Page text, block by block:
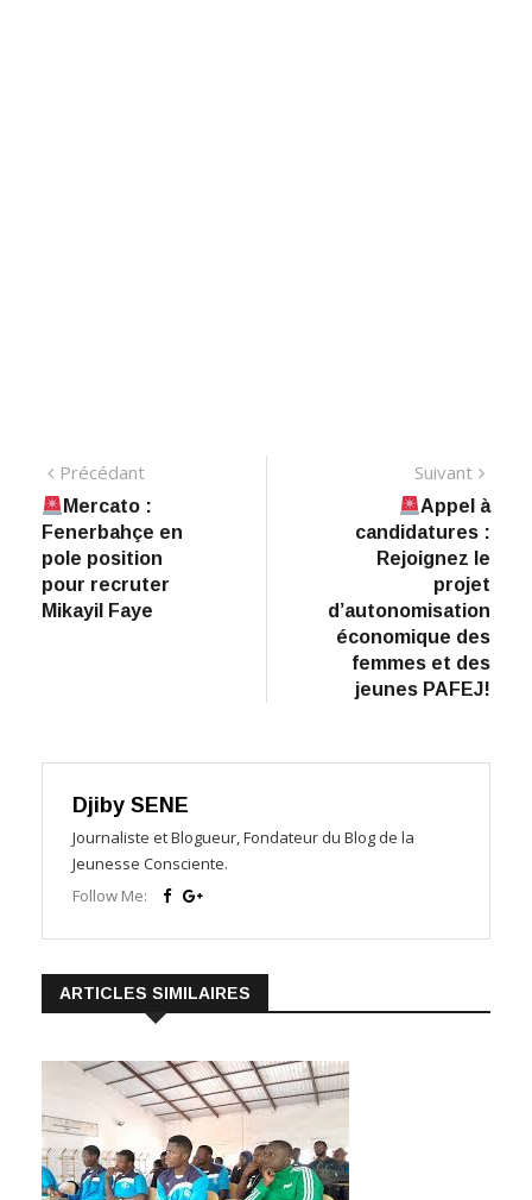
Navigation
de
l’article
PrécédantPrécédant:
Mercato :
Fenerbahçe en
pole position
pour recruter
Mikayil Faye
Suivant
Appel à
candidatures :
Rejoignez le
projet
d’autonomisation
économique des
femmes et des
jeunes PAFEJ!
Djiby SENE
Journaliste et Blogueur, Fondateur du Blog de la
Jeunesse Consciente.
Follow Me:
ARTICLES SIMILAIRES